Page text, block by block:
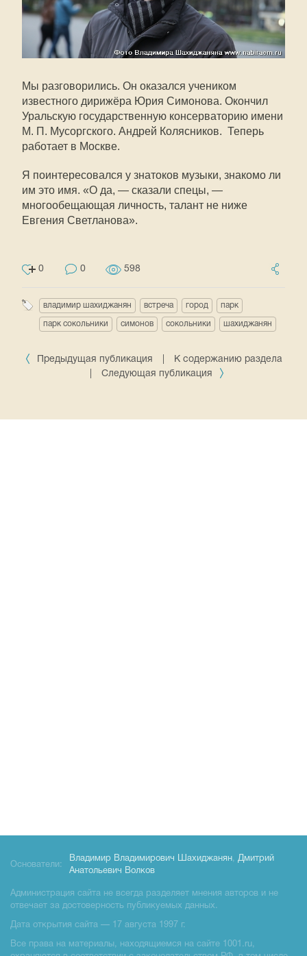
Мы разговорились. Он оказался учеником
известного дирижёра Юрия Симонова. Окончил
Уральскую государственную консерваторию имени
М. П. Мусоргского. Андрей Колясников. Теперь
работает в Москве.
Я поинтересовался у знатоков музыки, знакомо ли
им это имя. «О да, — сказали спецы, —
многообещающая личность, талант не ниже
Евгения Светланова».
0 0 598
владимир шахиджанян встреча город парк
парк сокольники симонов сокольники шахиджанян
Предыдущая публикация
К содержанию раздела
Следующая публикация
Основатели:
Владимир Владимирович Шахиджанян, Дмитрий
Анатольевич Волков
Администрация сайта не всегда разделяет мнения авторов и не
отвечает за достоверность публикуемых данных.
Дата открытия сайта — 17 августа 1997 г.
Все права на материалы, находящиемся на сайте 1001.ru,